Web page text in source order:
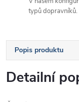
typů dopravníků.
Popis produktu
Detailní